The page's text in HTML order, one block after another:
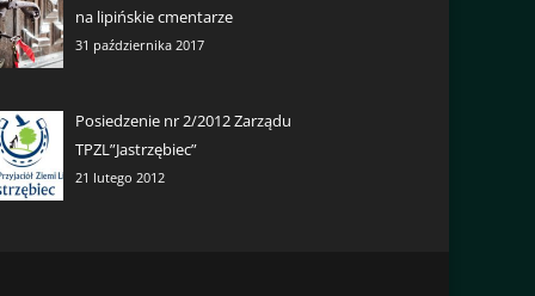
na lipińskie cmentarze
31 października 2017
Posiedzenie nr 2/2012 Zarządu
TPZL”Jastrzębiec”
21 lutego 2012